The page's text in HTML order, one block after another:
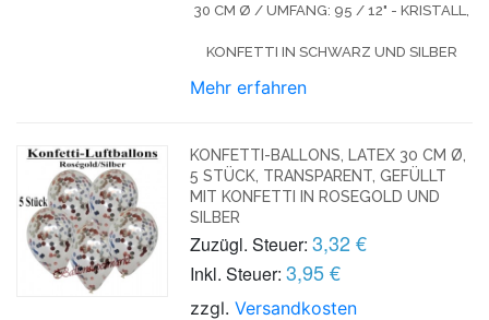
30 CM Ø / UMFANG: 95 / 12" - KRISTALL,
KONFETTI IN SCHWARZ UND SILBER
Mehr erfahren
KONFETTI-BALLONS, LATEX 30 CM Ø,
5 STÜCK, TRANSPARENT, GEFÜLLT
MIT KONFETTI IN ROSEGOLD UND
SILBER
Zuzügl. Steuer: 3,32 €
Inkl. Steuer: 3,95 €
zzgl.Versandkosten